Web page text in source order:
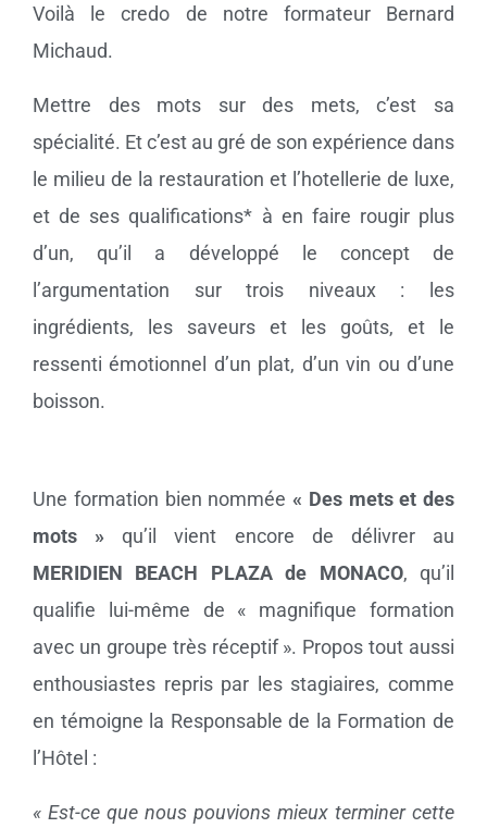
Voilà le credo de notre formateur Bernard
Michaud.
Mettre des mots sur des mets, c’est sa
spécialité. Et c’est au gré de son expérience dans
le milieu de la restauration et l’hotellerie de luxe,
et de ses qualifications* à en faire rougir plus
d’un, qu’il a développé le concept de
l’argumentation sur trois niveaux : les
ingrédients, les saveurs et les goûts, et le
ressenti émotionnel d’un plat, d’un vin ou d’une
boisson.
Une formation bien nommée « Des mets et des
mots » qu’il vient encore de délivrer au
MERIDIEN BEACH PLAZA de MONACO, qu’il
qualifie lui-même de « magnifique formation
avec un groupe très réceptif ». Propos tout aussi
enthousiastes repris par les stagiaires, comme
en témoigne la Responsable de la Formation de
l’Hôtel :
« Est-ce que nous pouvions mieux terminer cette